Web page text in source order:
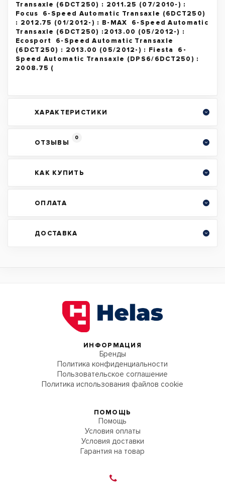
Transaxle (6DCT250) : 2011.25 (07/2010-) :
Focus 6-Speed Automatic Transaxle (6DCT250)
: 2012.75 (01/2012-) : B-MAX 6-Speed Automatic
Transaxle (6DCT250) :2013.00 (05/2012-) :
Ecosport 6-Speed Automatic Transaxle
(6DCT250) : 2013.00 (05/2012-) : Fiesta 6-
Speed Automatic Transaxle (DPS6/6DCT250) :
2008.75 (
ХАРАКТЕРИСТИКИ
ОТЗЫВЫ
0
КАК КУПИТЬ
ОПЛАТА
ДОСТАВКА
ИНФОРМАЦИЯ
Бренды
Политика конфиденциальности
Пользовательское соглашение
Политика использования файлов cookie
ПОМОЩЬ
Помощь
Условия оплаты
Условия доставки
Гарантия на товар